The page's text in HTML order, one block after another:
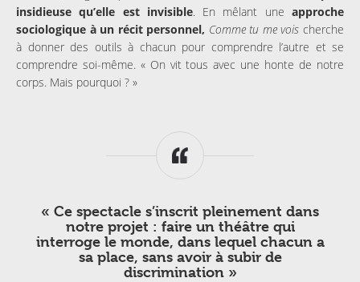
insidieuse qu’elle est invisible. En mêlant uneapproche
sociologique à un récit personnel, Comme tu me vois cherche
à donner des outils à chacun pour comprendre l’autre et se
comprendre soi-même. « On vit tous avec une honte de notre
corps. Mais pourquoi ? »
« Ce spectacle s’inscrit pleinement dans
notre projet : faire un théâtre qui
interroge le monde, dans lequel chacun a
sa place, sans avoir à subir de
discrimination »